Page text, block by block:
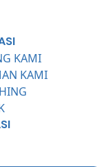
KAMI
KAMI